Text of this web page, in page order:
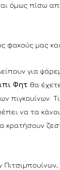
όμως πίσω
φακούς μας
για
Φητ θα
πιγκουίνων.
να τα
κρατήσουν
Πιτσιμπουίνων,